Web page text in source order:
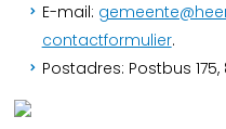
E-mail:
contactformulier.
Postadres: Postbus 175,